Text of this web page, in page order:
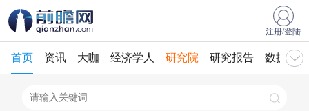
注册/登陆
首页 资讯 大咖 经济学人 研究院 研究报告 数据库